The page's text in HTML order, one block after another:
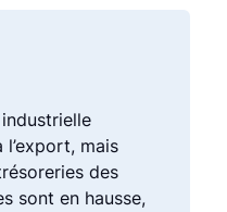
mais
des
sont en hausse,